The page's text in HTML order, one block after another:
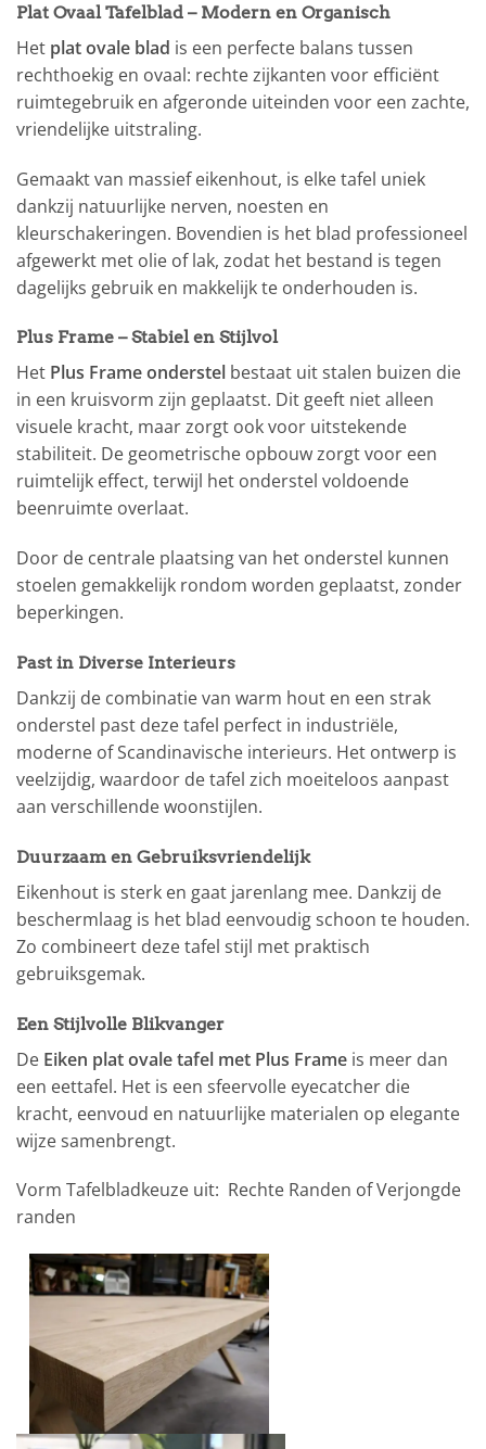
Plat Ovaal Tafelblad – Modern en Organisch
Het plat ovale blad is een perfecte balans tussen
rechthoekig en ovaal: rechte zijkanten voor efficiënt
ruimtegebruik en afgeronde uiteinden voor een zachte,
vriendelijke uitstraling.
Gemaakt van massief eikenhout, is elke tafel uniek
dankzij natuurlijke nerven, noesten en
kleurschakeringen. Bovendien is het blad professioneel
afgewerkt met olie of lak, zodat het bestand is tegen
dagelijks gebruik en makkelijk te onderhouden is.
Plus Frame – Stabiel en Stijlvol
Het Plus Frame onderstel bestaat uit stalen buizen die
in een kruisvorm zijn geplaatst. Dit geeft niet alleen
visuele kracht, maar zorgt ook voor uitstekende
stabiliteit. De geometrische opbouw zorgt voor een
ruimtelijk effect, terwijl het onderstel voldoende
beenruimte overlaat.
Door de centrale plaatsing van het onderstel kunnen
stoelen gemakkelijk rondom worden geplaatst, zonder
beperkingen.
Past in Diverse Interieurs
Dankzij de combinatie van warm hout en een strak
onderstel past deze tafel perfect in industriële,
moderne of Scandinavische interieurs. Het ontwerp is
veelzijdig, waardoor de tafel zich moeiteloos aanpast
aan verschillende woonstijlen.
Duurzaam en Gebruiksvriendelijk
Eikenhout is sterk en gaat jarenlang mee. Dankzij de
beschermlaag is het blad eenvoudig schoon te houden.
Zo combineert deze tafel stijl met praktisch
gebruiksgemak.
Een Stijlvolle Blikvanger
De Eiken plat ovale tafel met Plus Frame is meer dan
een eettafel. Het is een sfeervolle eyecatcher die
kracht, eenvoud en natuurlijke materialen op elegante
wijze samenbrengt.
Vorm Tafelbladkeuze uit: Rechte Randen of Verjongde
randen